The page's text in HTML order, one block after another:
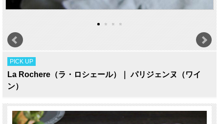
PICK UP
La Rochere（ラ・ロシェール）｜ パリジェンヌ（ワイ
ン）